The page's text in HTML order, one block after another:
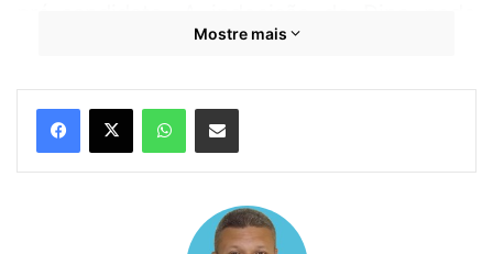
lhe tirar a única vaga ao senado em 2022,
o comuno-socialista conquista a vaga.
Disputam a indicação Carlos Brandão,
Simplício Araújo. Todos com grupos
formados, mas Weverton é o que lidera,
Mostre mais